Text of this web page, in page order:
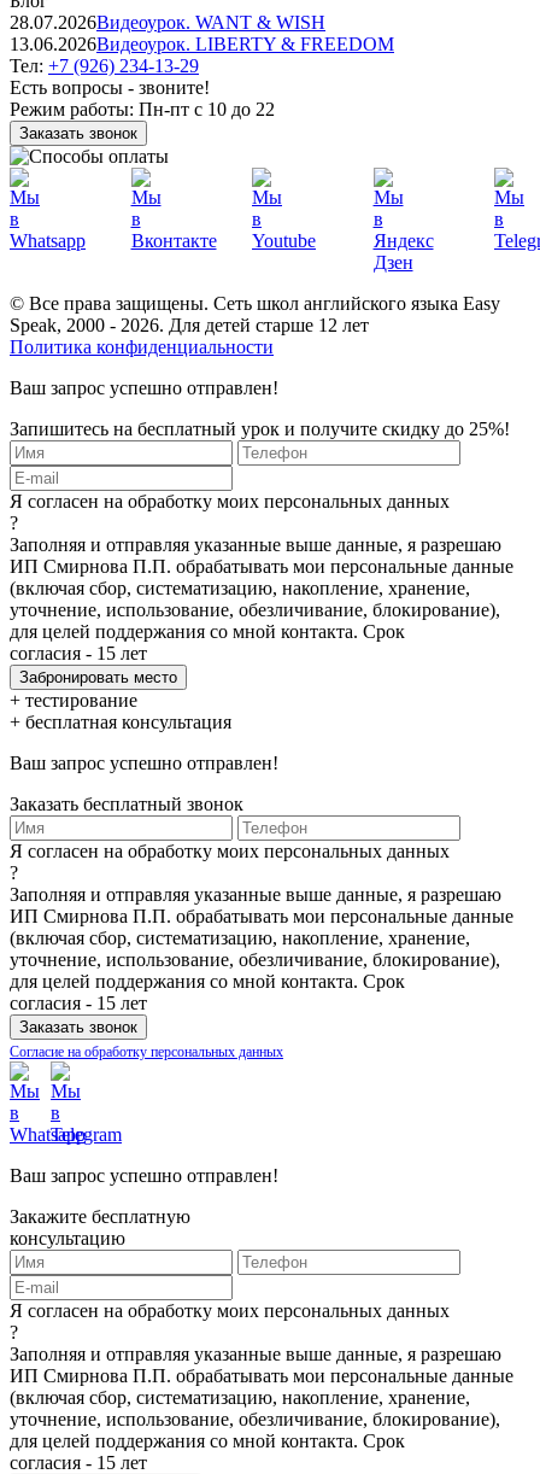
28.07.2026Видеоурок. WANT & WISH
13.06.2026Видеоурок. LIBERTY & FREEDOM
Тел: +7 (926) 234-13-29
Есть вопросы - звоните!
Режим работы: Пн-пт с 10 до 22
Заказать звонок
© Все права защищены. Сеть школ английского языка Easy
Speak, 2000 - 2026. Для детей старше 12 лет
Политика конфиденциальности
Ваш запрос успешно отправлен!
Запишитесь на бесплатный урок и получите скидку до 25%!
Я согласен на обработку моих персональных данных
?
Заполняя и отправляя указанные выше данные, я разрешаю
ИП Смирнова П.П. обрабатывать мои персональные данные
(включая сбор, систематизацию, накопление, хранение,
уточнение, использование, обезличивание, блокирование),
для целей поддержания со мной контакта. Срок
согласия - 15 лет
+ тестирование
+ бесплатная консультация
Ваш запрос успешно отправлен!
Заказать бесплатный звонок
Я согласен на обработку моих персональных данных
?
Заполняя и отправляя указанные выше данные, я разрешаю
ИП Смирнова П.П. обрабатывать мои персональные данные
(включая сбор, систематизацию, накопление, хранение,
уточнение, использование, обезличивание, блокирование),
для целей поддержания со мной контакта. Срок
согласия - 15 лет
Согласие на обработку персональных данных
Ваш запрос успешно отправлен!
Закажите бесплатную
консультацию
Я согласен на обработку моих персональных данных
?
Заполняя и отправляя указанные выше данные, я разрешаю
ИП Смирнова П.П. обрабатывать мои персональные данные
(включая сбор, систематизацию, накопление, хранение,
уточнение, использование, обезличивание, блокирование),
для целей поддержания со мной контакта. Срок
согласия - 15 лет